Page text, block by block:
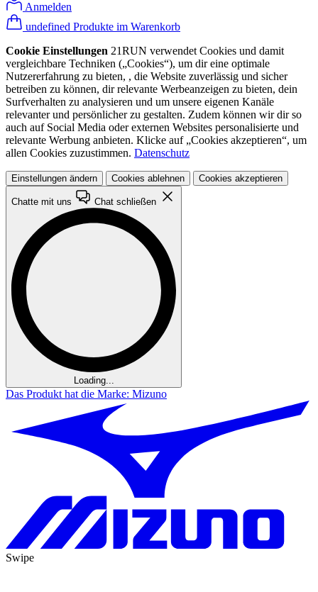
Anmelden
undefined Produkte im Warenkorb
Cookie Einstellungen 21RUN verwendet Cookies und damit
vergleichbare Techniken („Cookies“), um dir eine optimale
Nutzererfahrung zu bieten, , die Website zuverlässig und sicher
betreiben zu können, dir relevante Werbeanzeigen zu bieten, dein
Surfverhalten zu analysieren und um unsere eigenen Kanäle
relevanter und persönlicher zu gestalten. Zudem können wir dir so
auch auf Social Media oder externen Websites personalisierte und
relevante Werbung anbieten. Klicke auf „Cookies akzeptieren“, um
allen Cookies zuzustimmen. Datenschutz
Einstellungen ändern Cookies ablehnen Cookies akzeptieren
Chatte mit uns Chat schließen
Loading...
Das Produkt hat die Marke: Mizuno
Swipe